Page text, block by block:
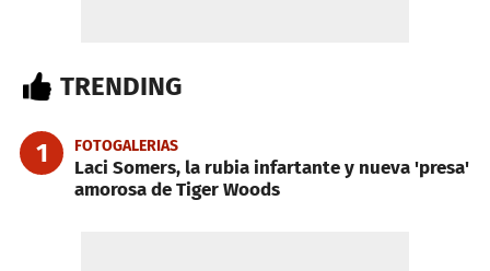
TRENDING
1 FOTOGALERIAS
Laci Somers, la rubia infartante y nueva 'presa'
amorosa de Tiger Woods